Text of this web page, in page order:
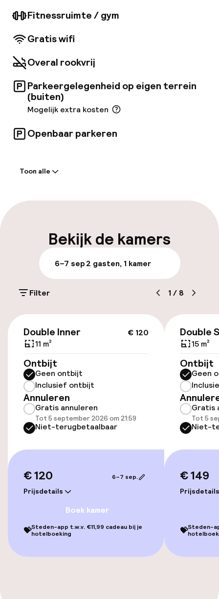
willen, kunnen ze een work-out doen in de
sportschool. Er zijn locaties om vergaderingen
en leuke dag verwelkomen de kamers reizigers
essentiële voorzieningen die nodig zijn voor
een comfortabel en onvergetelijk verblijf.
Fitnessruimte / gym
Gratis wifi
Overal rookvrij
Parkeergelegenheid op eigen terrein
(buiten)
Mogelijk extra kosten
Openbaar parkeren
Bagageruimte
Parkeren & mobiliteit
Parkeergelegenheid op eigen terrein
(buiten)
Mogelijk extra kosten
Fietsverhuur
Toegankelijkheid
Overal rolstoeltoegankelijk
Lift
Fitnessruimte / gym
Entertainment
Toon alle
Bekijk de kamers
6–7 sep2 gasten, 1 kamer
Filter 1 / 8
€ 120
Double Inner
11 m²
Ontbijt
Geen ontbijt
Inclusief ontbijt
Annuleren
Gratis annuleren
Tot 5 september 2026 om 21:59
Niet-terugbetaalbaar
€ 120
Prijsdetails
6–7 sep.
Boek kamer
💝Steden-app t.w.v. €11,99 cadeau bij je
hotelboeking
Double
15 m²
Ontbijt
Geen
Gratis
Tot 5
Niet-
€ 149
Prijsdetails
💝Steden-